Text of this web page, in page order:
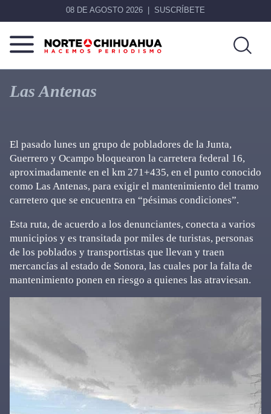
08 DE AGOSTO 2026 SUSCRÍBETE
Norte
De
Chihuahua
Más
que
noticias,
Las Antenas
El pasado lunes un grupo de pobladores de la Junta,
Guerrero y Ocampo bloquearon la carretera federal 16,
aproximadamente en el km 271+435, en el punto conocido
como Las Antenas, para exigir el mantenimiento del tramo
carretero que se encuentra en “pésimas condiciones”.
Esta ruta, de acuerdo a los denunciantes, conecta a varios
municipios y es transitada por miles de turistas, personas
de los poblados y transportistas que llevan y traen
mercancías al estado de Sonora, las cuales por la falta de
mantenimiento ponen en riesgo a quienes las atraviesan.